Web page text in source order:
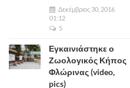
Δεκέμβριος 30, 2016
01:12
5
Εγκαινιάστηκε ο
Ζωολογικός Κήπος
Φλώρινας (video,
pics)